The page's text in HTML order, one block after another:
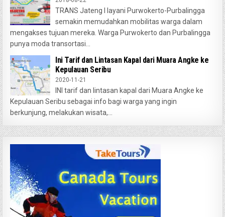
TRANS Jateng I layani Purwokerto-Purbalingga
semakin memudahkan mobilitas warga dalam
mengakses tujuan mereka. Warga Purwokerto dan Purbalingga
punya moda transortasi...
Ini Tarif dan Lintasan Kapal dari Muara Angke ke
Kepulauan Seribu
2020-11-21
INI tarif dan lintasan kapal dari Muara Angke ke
Kepulauan Seribu sebagai info bagi warga yang ingin
berkunjung, melakukan wisata,...